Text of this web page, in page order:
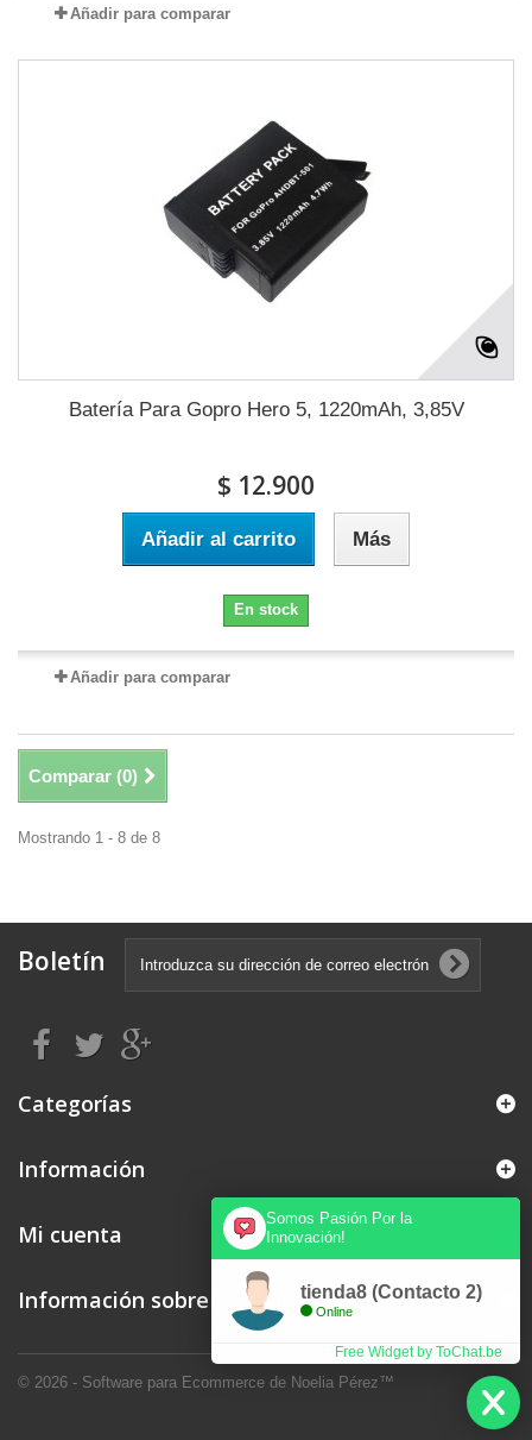
Añadir para comparar
Batería Para Gopro Hero 5, 1220mAh, 3,85V
$ 12.900
Añadir al carrito Más
En stock
Añadir para comparar
Comparar (0)
Mostrando 1 - 8 de 8
Boletín
Categorías
Información
© 2026 - Software para Ecommerce de Noelia Pérez™
Mi cuenta
Información sobre la tienda
Somos Pasión Por la
Innovación!
tienda8 (Contacto 2)
Online
Free Widget by ToChat.be